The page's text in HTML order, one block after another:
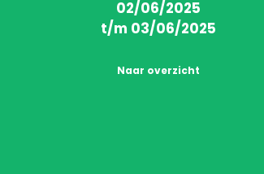
02/06/2025
t/m 03/06/2025
Naar overzicht